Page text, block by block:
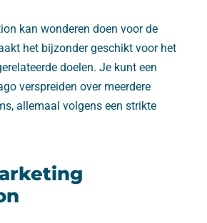
kan wonderen doen voor de
het bijzonder geschikt voor het
doelen. Je kunt een
verspreiden over meerdere
allemaal volgens een strikte